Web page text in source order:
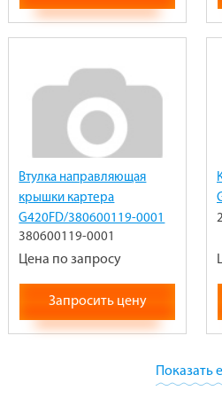
Втулка направляющая
крышки картера
G420FD/380600119-0001
380600119-0001
Цена по запросу
Запросить цену
Показать